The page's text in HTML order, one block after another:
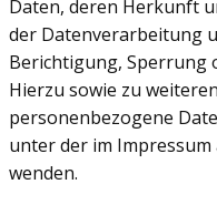
Daten, deren Herkunft
der Datenverarbeitung
Berichtigung, Sperrung
Hierzu sowie zu
personenbezogene
unter der im
wenden.